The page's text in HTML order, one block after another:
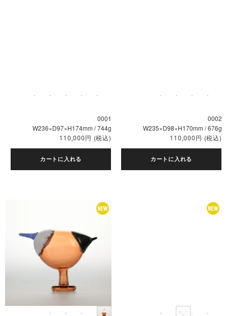
0001
W236×D97×H174mm / 744g
110,000円 (税込)
カートに入れる
0002
W235×D98×H170mm / 676g
110,000円 (税込)
カートに入れる